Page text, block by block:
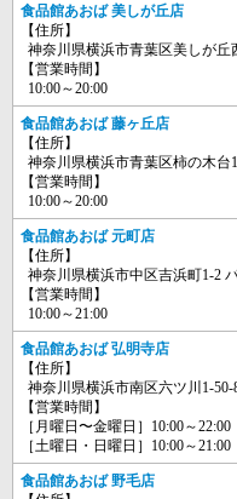
食品館あおば 美しが丘店
【住所】
神奈川県横浜市青葉区美しが丘
【営業時間】
10:00～20:00
食品館あおば 藤ヶ丘店
【住所】
神奈川県横浜市青葉区柿の木台
【営業時間】
10:00～20:00
食品館あおば 元町店
【住所】
神奈川県横浜市中区吉浜町1-2
【営業時間】
10:00～21:00
食品館あおば 弘明寺店
【住所】
神奈川県横浜市南区六ツ川1-50-
【営業時間】
［月曜日〜金曜日］10:00～22:00
［土曜日・日曜日］10:00～21:00
食品館あおば 野毛店